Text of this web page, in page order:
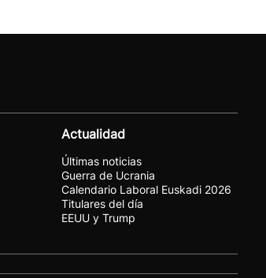
Actualidad
Últimas noticias
Guerra de Ucrania
Calendario Laboral Euskadi 2026
Titulares del día
EEUU y Trump